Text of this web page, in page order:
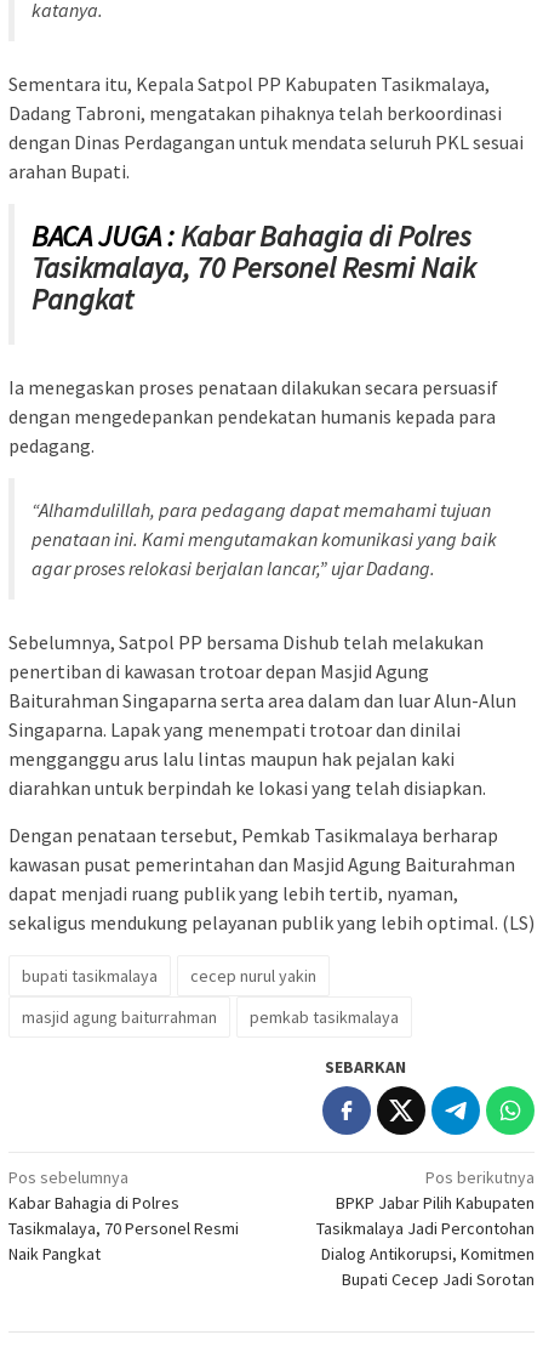
katanya.
Sementara itu, Kepala Satpol PP Kabupaten Tasikmalaya,
Dadang Tabroni, mengatakan pihaknya telah berkoordinasi
dengan Dinas Perdagangan untuk mendata seluruh PKL sesuai
arahan Bupati.
BACA JUGA :Kabar Bahagia di Polres
Tasikmalaya, 70 Personel Resmi Naik
Pangkat
Ia menegaskan proses penataan dilakukan secara persuasif
dengan mengedepankan pendekatan humanis kepada para
pedagang.
“Alhamdulillah, para pedagang dapat memahami tujuan
penataan ini. Kami mengutamakan komunikasi yang baik
agar proses relokasi berjalan lancar,” ujar Dadang.
Sebelumnya, Satpol PP bersama Dishub telah melakukan
penertiban di kawasan trotoar depan Masjid Agung
Baiturahman Singaparna serta area dalam dan luar Alun-Alun
Singaparna. Lapak yang menempati trotoar dan dinilai
mengganggu arus lalu lintas maupun hak pejalan kaki
diarahkan untuk berpindah ke lokasi yang telah disiapkan.
Dengan penataan tersebut, Pemkab Tasikmalaya berharap
kawasan pusat pemerintahan dan Masjid Agung Baiturahman
dapat menjadi ruang publik yang lebih tertib, nyaman,
sekaligus mendukung pelayanan publik yang lebih optimal. (LS)
bupati tasikmalaya
cecep nurul yakin
masjid agung baiturrahman
pemkab tasikmalaya
SEBARKAN
Navigasi
pos
Pos sebelumnya
Kabar Bahagia di Polres
Tasikmalaya, 70 Personel Resmi
Naik Pangkat
Pos berikutnya
BPKP Jabar Pilih Kabupaten
Tasikmalaya Jadi Percontohan
Dialog Antikorupsi, Komitmen
Bupati Cecep Jadi Sorotan